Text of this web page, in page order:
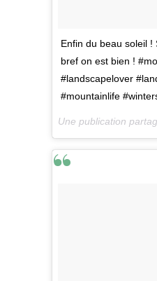
Enfin du beau soleil !
bref on est bien !
#landscapelover
#mountainlife